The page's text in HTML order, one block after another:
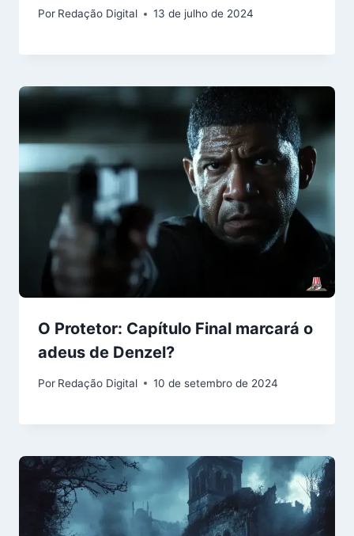
Por Redação Digital 13 de julho de 2024
O Protetor: Capítulo Final marcará o
adeus de Denzel?
Por Redação Digital 10 de setembro de 2024